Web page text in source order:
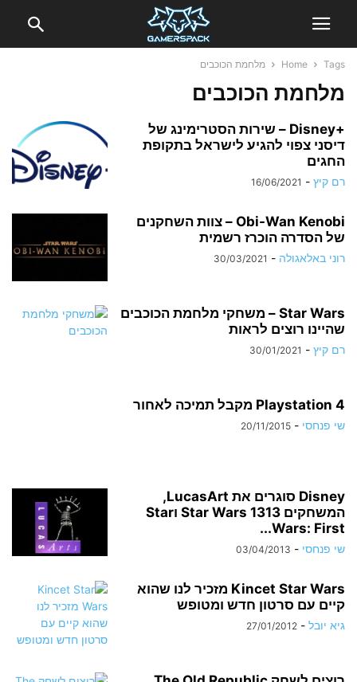
Home Tags מלחמת הכוכבים
מלחמת הכוכבים
+Disney – שירות הסטרימינג של
דיסני צפוי להגיע לישראל בתקופת
החגים
רם קיץ -
16/06/2021
Obi-Wan Kenobi – צוות השחקנים
של הסדרה הוכרז רשמית
רוני באלאגולה -
30/03/2021
Star Wars – משחקי מלחמת הכוכבים
שהיינו רוצים לראות
רם קיץ -
30/01/2021
Playstation 4 מקבל תמיכה לאחור
שי פנחסי -
20/11/2015
Disney סוגרים את LucasArt,
המשחקים Star Wars 1313 וStar
Wars: First...
שי פנחסי -
03/04/2013
Kincet Star Wars מזכיר לנו שהוא
קיים עם סרטון חדש ומטופש
גיא יובל -
27/01/2012